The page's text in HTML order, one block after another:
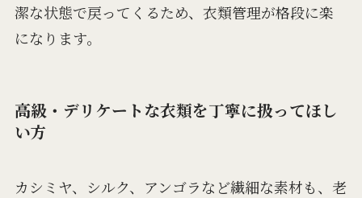
潔な状態で戻ってくるため、衣類管理が格段に楽
になります。
高級・デリケートな衣類を丁寧に扱ってほし
い方
カシミヤ、シルク、アンゴラなど繊細な素材も、老